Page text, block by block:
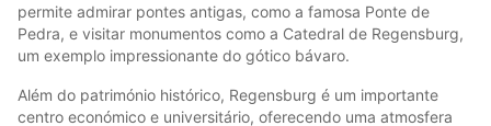
permite admirar pontes antigas, como a famosa Ponte de
Pedra, e visitar monumentos como a Catedral de Regensburg,
um exemplo impressionante do gótico bávaro.
Além do património histórico, Regensburg é um importante
centro económico e universitário, oferecendo uma atmosfera